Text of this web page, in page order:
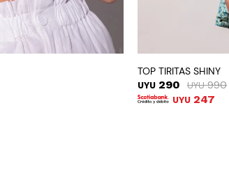
TOP TIRITAS SHINY
UYU 290 UYU 990
UYU 247